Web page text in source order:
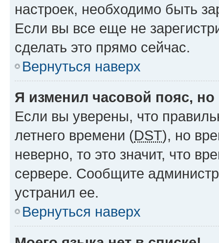
настроек, необходимо быть
Если вы все еще не
сделать это прямо сейчас.
Вернуться наверх
Я изменил часовой пояс,
Если вы уверены, что
летнего времени (DST), но
неверно, то это значит, что
сервере. Сообщите
устранил ее.
Вернуться наверх